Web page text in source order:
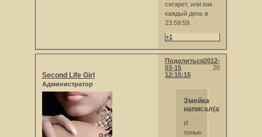
сигарет, или как
каждый день в
23:59:59.
+1
Поделиться
20
2012-
03-15
12:15:15
Second Life Girl
Администратор
Змейка
написал(а):
И
только